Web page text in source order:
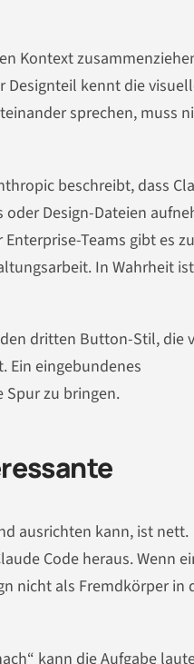
Kontext
Designteil kennt die
sprechen, muss
beschreibt, dass
Design-Dateien
Teams gibt es
In Wahrheit
dritten Button-Stil, die
Ein eingebundenes
Spur zu bringen.
ausrichten kann, ist nett.
Code heraus. Wenn
nicht als Fremdkörper in
kann die Aufgabe